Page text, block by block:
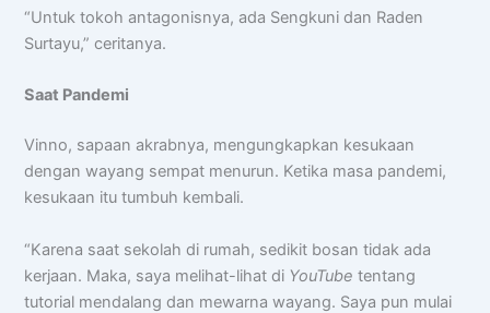
Artificial Intelligence Spemdalas Assistant
“Untuk tokoh antagonisnya, ada Sengkuni dan Raden
Surtayu,” ceritanya.
Saat Pandemi
Vinno, sapaan akrabnya, mengungkapkan kesukaan
dengan wayang sempat menurun. Ketika masa pandemi,
kesukaan itu tumbuh kembali.
“Karena saat sekolah di rumah, sedikit bosan tidak ada
kerjaan. Maka, saya melihat-lihat di YouTubetentang
tutorial mendalang dan mewarna wayang. Saya pun mulai